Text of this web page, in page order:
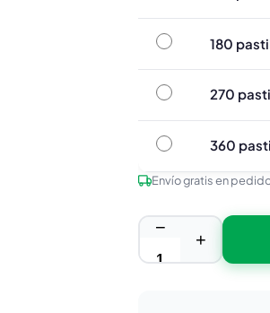
180 pastillas
180
270 pastillas
270
360 pastillas
360
Envío gratis en
−
+